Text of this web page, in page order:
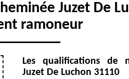
Juzet De
ramoneur
Les qualifications de
Juzet De Luchon 31110